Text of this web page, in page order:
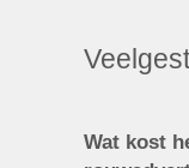
Wat kost